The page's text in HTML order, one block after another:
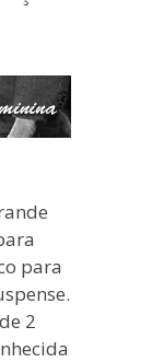
para
2